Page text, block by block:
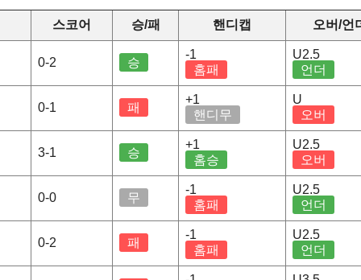
스코어 승/패 핸디캡 오버/언
0-2 승
-1
홈패
U2.5
언더
0-1 패
+1
핸디무
U
오버
3-1 승
+1
홈승
U2.5
오버
0-0 무
-1
홈패
U2.5
언더
0-2 패
-1
홈패
U2.5
언더